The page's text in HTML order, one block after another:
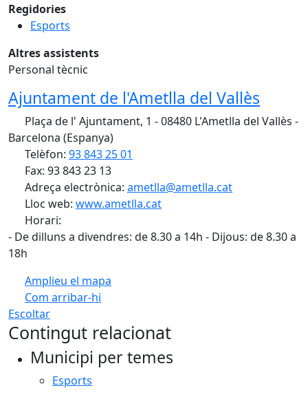
Regidories
Esports
Altres assistents
Personal tècnic
Ajuntament de l'Ametlla del Vallès
Plaça de l' Ajuntament, 1 - 08480 L'Ametlla del Vallès -
Barcelona (Espanya)
Telèfon: 93 843 25 01
Fax: 93 843 23 13
Adreça electrònica: ametlla@ametlla.cat
Lloc web: www.ametlla.cat
Horari:
- De dilluns a divendres: de 8.30 a 14h - Dijous: de 8.30 a
18h
Amplieu el mapa
Com arribar-hi
+
−
Escoltar
Contingut relacionat
Municipi per temes
Esports